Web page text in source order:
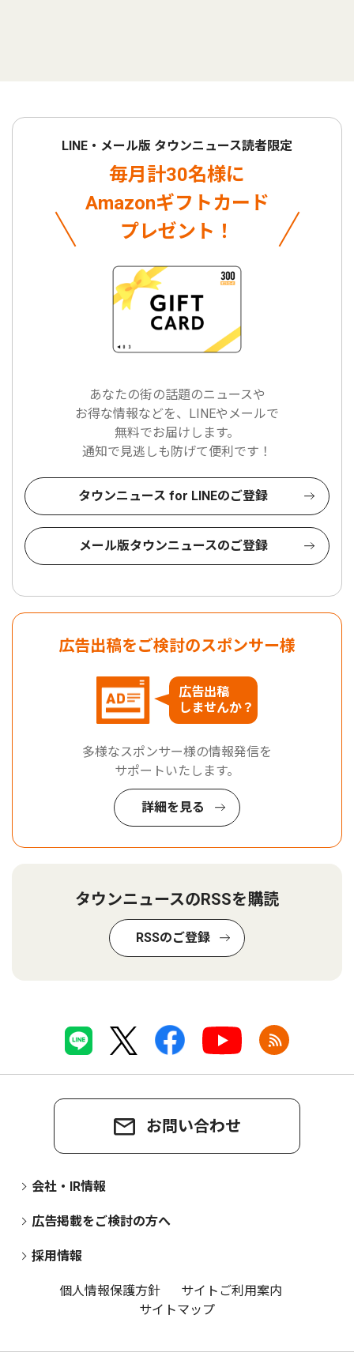
LINE・メール版 タウンニュース読者限定
毎月計30名様に
Amazonギフトカード
プレゼント！
あなたの街の話題のニュースや
お得な情報などを、LINEやメールで
無料でお届けします。
通知で見逃しも防げて便利です！
タウンニュース for LINEのご登録
メール版タウンニュースのご登録
広告出稿をご検討のスポンサー様
広告出稿
しませんか？
多様なスポンサー様の情報発信を
サポートいたします。
詳細を見る
タウンニュースのRSSを購読
RSSのご登録
お問い合わせ
会社・IR情報
広告掲載をご検討の方へ
採用情報
個人情報保護方針
サイトご利用案内
サイトマップ